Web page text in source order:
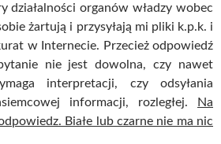
działalności organów władzy wobec
żartują i przysyłają mi pliki k.p.k. i
w Internecie. Przecież odpowiedź
nie jest dowolna, czy nawet
interpretacji, czy odsyłania
informacji, rozległej.
Na
Białe lub czarne nie ma nic